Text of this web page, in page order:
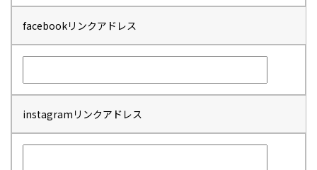
facebookリンクアドレス
instagramリンクアドレス